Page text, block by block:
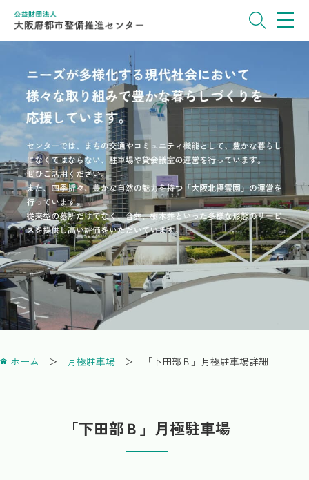
ホーム 月極駐車場 「下田部Ｂ」月極駐車場詳細
「下田部Ｂ」月極駐車場